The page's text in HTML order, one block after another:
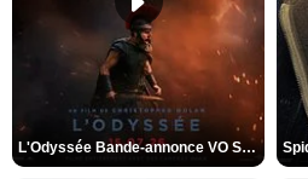
L'Odyssée Bande-annonce VO STFR